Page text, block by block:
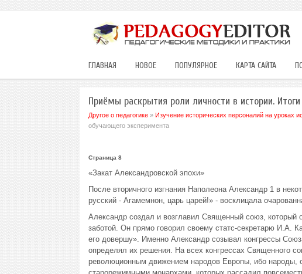
ГЛАВНАЯ НОВОЕ ПОПУЛЯРНОЕ КАРТА САЙТА
Приёмы раскрытия роли личности в истории.
Другое о педагогике» Изучение исторических персоналий на уроках
обучающего эксперимента
Страница 8
«Закат Александровской эпохи»
После вторичного изгнания Наполеона Александр 1 в
русский - Агамемнон, царь царей!» - восклицала
Александр создал и возглавил Священный союз, который
заботой. Он прямо говорил своему статс-секретарю И.А.
его довершу». Именно Александр созывал конгрессы
определял их решения. На всех конгрессах Священного
революционным движением народов Европы, ибо народы,